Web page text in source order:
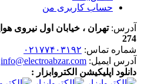
حساب کاربری من
آدرس:تهران ، خیابان اول نیروی
274
شماره تماس: ۰۲۱۷۷۴۰۳۱۹۲
آدرس ایمیل: info@electroabzar.com
دانلود اپلیکیشن الکتروابزار :